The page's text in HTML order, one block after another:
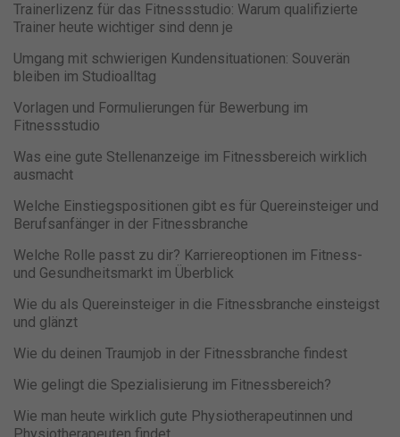
Trainerlizenz für das Fitnessstudio: Warum qualifizierte
Trainer heute wichtiger sind denn je
Umgang mit schwierigen Kundensituationen: Souverän
bleiben im Studioalltag
Vorlagen und Formulierungen für Bewerbung im
Fitnessstudio
Was eine gute Stellenanzeige im Fitnessbereich wirklich
ausmacht
Welche Einstiegspositionen gibt es für Quereinsteiger und
Berufsanfänger in der Fitnessbranche
Welche Rolle passt zu dir? Karriereoptionen im Fitness-
und Gesundheitsmarkt im Überblick
Wie du als Quereinsteiger in die Fitnessbranche einsteigst
und glänzt
Wie du deinen Traumjob in der Fitnessbranche findest
Wie gelingt die Spezialisierung im Fitnessbereich?
Wie man heute wirklich gute Physiotherapeutinnen und